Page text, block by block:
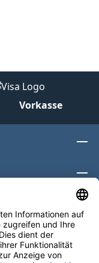
Vorkasse